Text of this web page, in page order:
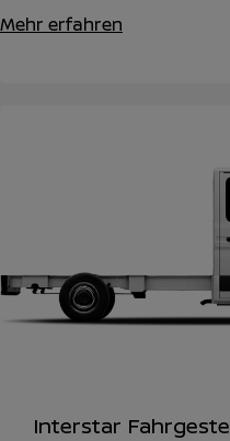
Mehr erfahren
Interstar